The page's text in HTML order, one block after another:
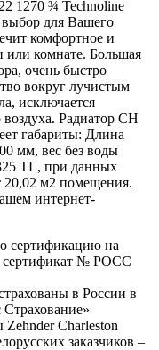
1270 ¾ Technoline
для Вашего
комфортное и
или комнате. Большая
очень быстро
вокруг лучистым
исключается
Радиатор CH
габариты: Длина
мм, вес без воды
TL, при данных
20,02 м2 помещения.
интернет-
сертификацию на
№ POCC
в России в
Страхование»
Zehnder Charleston
заказчиков –